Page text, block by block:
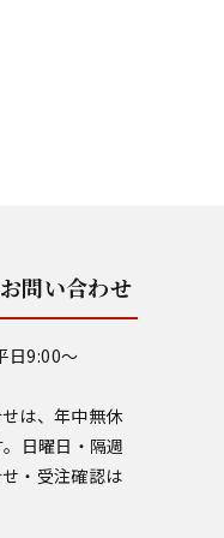
問い合わせ
日9:00～
は、年中無休
日曜日・隔週
・受注確認は